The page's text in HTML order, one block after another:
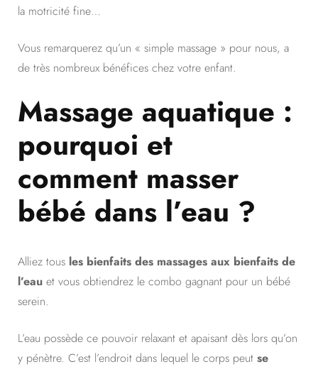
la motricité fine…
Vous remarquerez qu’un « simple massage » pour nous, a
de très nombreux bénéfices chez votre enfant.
Massage aquatique :
pourquoi et
comment masser
bébé dans l’eau ?
Alliez tous les bienfaits des massages aux bienfaits de
l’eau et vous obtiendrez le combo gagnant pour un bébé
serein.
L’eau possède ce pouvoir relaxant et apaisant dès lors qu’on
y pénètre. C’est l’endroit dans lequel le corps peut se